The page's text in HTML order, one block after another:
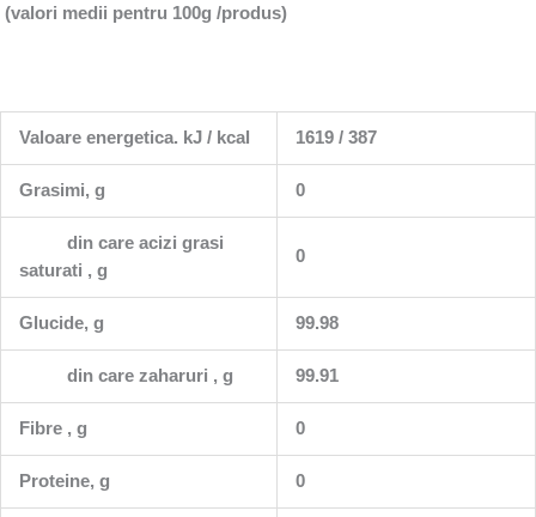
(valori medii pentru 100g /produs)
Valoare energetica. kJ / kcal 1619 / 387
Grasimi, g 0
din care acizi grasi
saturati , g
0
Glucide, g 99.98
din care zaharuri , g 99.91
Fibre , g 0
Proteine, g 0